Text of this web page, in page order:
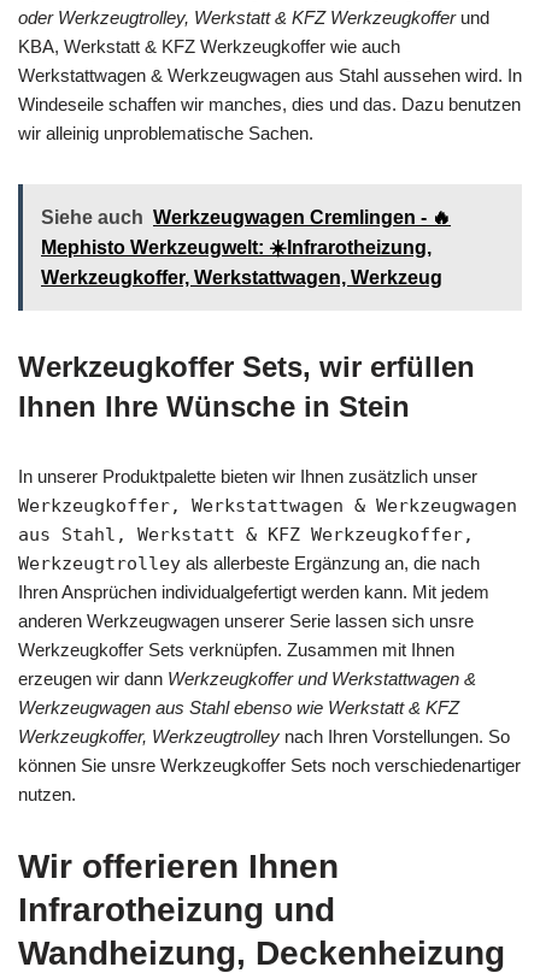
oder Werkzeugtrolley, Werkstatt & KFZ Werkzeugkofferund
KBA, Werkstatt & KFZ Werkzeugkoffer wie auch
Werkstattwagen & Werkzeugwagen aus Stahl aussehen wird. In
Windeseile schaffen wir manches, dies und das. Dazu benutzen
wir alleinig unproblematische Sachen.
Siehe auch Werkzeugwagen Cremlingen - 🔥
Mephisto Werkzeugwelt: ☀️Infrarotheizung,
Werkzeugkoffer, Werkstattwagen, Werkzeug
Werkzeugkoffer Sets, wir erfüllen
Ihnen Ihre Wünsche in Stein
In unserer Produktpalette bieten wir Ihnen zusätzlich unser
Werkzeugkoffer, Werkstattwagen & Werkzeugwagen
aus Stahl, Werkstatt & KFZ Werkzeugkoffer,
Werkzeugtrolley als allerbeste Ergänzung an, die nach
Ihren Ansprüchen individualgefertigt werden kann. Mit jedem
anderen Werkzeugwagen unserer Serie lassen sich unsre
Werkzeugkoffer Sets verknüpfen. Zusammen mit Ihnen
erzeugen wir dann Werkzeugkoffer und Werkstattwagen &
Werkzeugwagen aus Stahl ebenso wie Werkstatt & KFZ
Werkzeugkoffer, Werkzeugtrolley nach Ihren Vorstellungen. So
können Sie unsre Werkzeugkoffer Sets noch verschiedenartiger
nutzen.
Wir offerieren Ihnen
Infrarotheizung und
Wandheizung, Deckenheizung